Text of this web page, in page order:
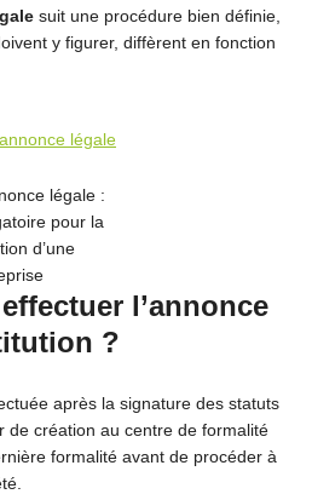
suit une procédure bien définie,
y figurer, diffèrent en fonction
légale :
pour la
d’une
l’annonce
?
après la signature des statuts
de création au centre de formalité
formalité avant de procéder à